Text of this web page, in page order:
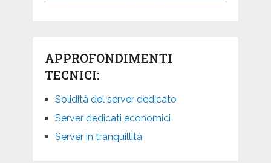
APPROFONDIMENTI
TECNICI:
Solidità del server dedicato
Server dedicati economici
Server in tranquillità